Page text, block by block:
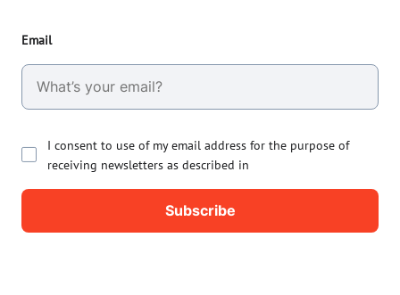
Email
I consent to use of my email address for the purpose of
receiving newsletters as described in